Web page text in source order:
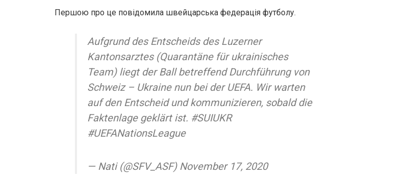
Першою про це повідомила швейцарська федерація футболу.
Aufgrund des Entscheids des Luzerner
Kantonsarztes (Quarantäne für ukrainisches
Team) liegt der Ball betreffend Durchführung von
Schweiz – Ukraine nun bei der UEFA. Wir warten
auf den Entscheid und kommunizieren, sobald die
Faktenlage geklärt ist. #SUIUKR
#UEFANationsLeague
— Nati (@SFV_ASF) November 17, 2020